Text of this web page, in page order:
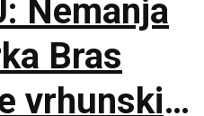
Nemanja
Bras
vrhunski